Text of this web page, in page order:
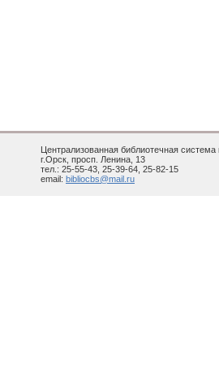
Централизованная библиотечная система
г.Орск, просп. Ленина, 13
тел.: 25-55-43, 25-39-64, 25-82-15
email: bibliocbs@mail.ru